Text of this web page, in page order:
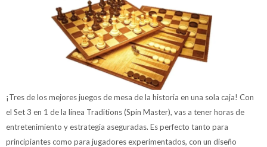
¡Tres de los mejores juegos de mesa de la historia en una sola caja! Con
el Set 3 en 1 de la línea Traditions (Spin Master), vas a tener horas de
entretenimiento y estrategia aseguradas. Es perfecto tanto para
principiantes como para jugadores experimentados, con un diseño